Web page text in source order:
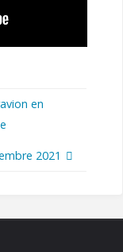
en
2021